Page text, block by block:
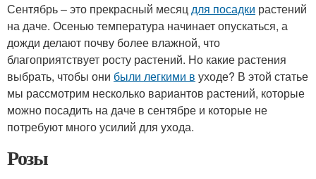
Сентябрь – это прекрасный месяцдля посадки растений
на даче. Осенью температура начинает опускаться, а
дожди делают почву более влажной, что
благоприятствует росту растений. Но какие растения
выбрать, чтобы они были легкими в уходе? В этой статье
мы рассмотрим несколько вариантов растений, которые
можно посадить на даче в сентябре и которые не
потребуют много усилий для ухода.
Розы